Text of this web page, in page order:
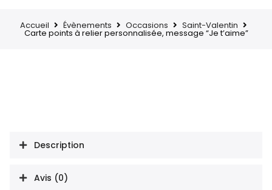
Accueil Évènements Occasions Saint-Valentin
Carte points à relier personnalisée, message “Je t’aime”
Description
Avis (0)